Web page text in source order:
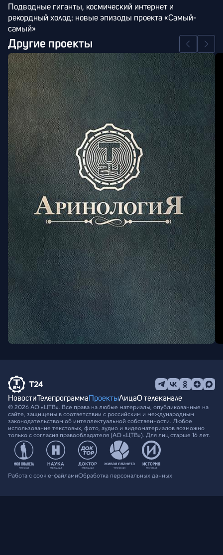
Подводные гиганты, космический интернет и
рекордный холод: новые эпизоды проекта «Самый-
самый»
Другие проекты
НовостиТелепрограммаПроектыЛицаО телеканале
© 2026 АО «ЦТВ». Все права на любые материалы, опубликованные на
сайте, защищены в соответствии с российским и международным
законодательством об интеллектуальной собственности. Любое
использование текстовых, фото, аудио и видеоматериалов возможно
только с согласия правообладателя (АО «ЦТВ»). Для лиц старше 16 лет.
Работа с cookie-файламиОбработка персональных данных